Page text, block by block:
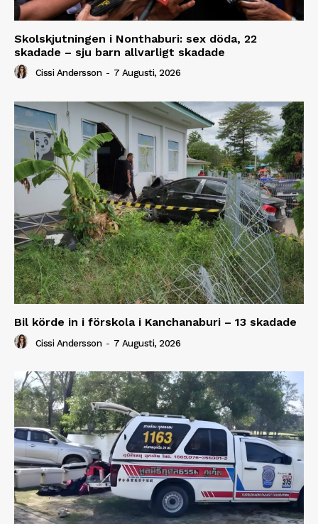
Skolskjutningen i Nonthaburi: sex döda, 22
skadade – sju barn allvarligt skadade
Cissi Andersson - 7 Augusti, 2026
Bil körde in i förskola i Kanchanaburi – 13 skadade
Cissi Andersson - 7 Augusti, 2026